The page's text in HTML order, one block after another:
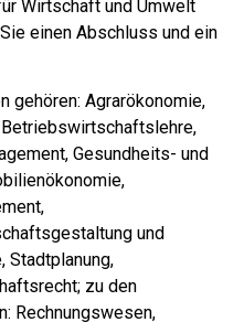
Wirtschaft und Umwelt
einen Abschluss und ein
gehören: Agrarökonomie,
Gesundheits- und
und
Stadtplanung,
zu den
Rechnungswesen,